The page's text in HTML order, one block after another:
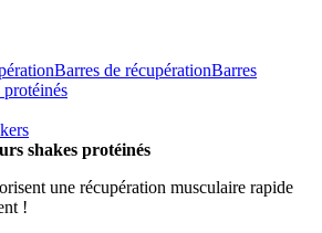
Barres de récupérationBarres
protéinés
shakes protéinés
une récupération musculaire rapide
!